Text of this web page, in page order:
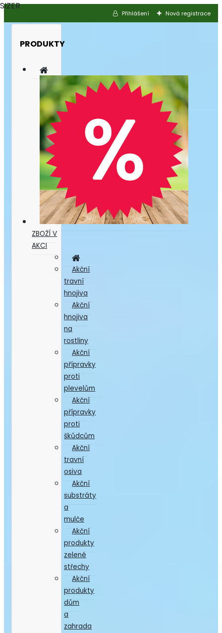
Přihlášení Nová registrace
PRODUKTY
ZBOŽÍ V
AKCI
Akční
travní
hnojiva
Akční
hnojiva
na
rostliny
Akční
přípravky
proti
plevelům
Akční
přípravky
proti
škůdcům
Akční
travní
osiva
Akční
substráty
a
mulče
Akční
produkty
zelené
střechy
Akční
produkty
dům
a
zahrada
SIZER